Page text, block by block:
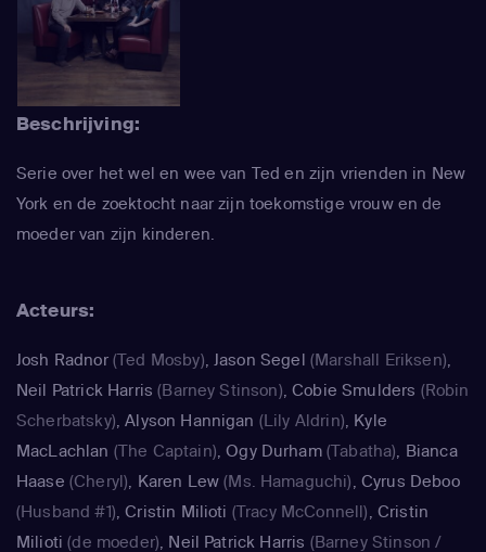
Beschrijving:
Serie over het wel en wee van Ted en zijn vrienden in New
York en de zoektocht naar zijn toekomstige vrouw en de
moeder van zijn kinderen.
Acteurs:
Josh Radnor(Ted Mosby),Jason Segel (Marshall Eriksen),
Neil Patrick Harris (Barney Stinson),Cobie Smulders (Robin
Scherbatsky),Alyson Hannigan (Lily Aldrin), Kyle
MacLachlan (The Captain),Ogy Durham(Tabatha), Bianca
Haase (Cheryl), Karen Lew (Ms. Hamaguchi), Cyrus Deboo
(Husband #1),Cristin Milioti (Tracy McConnell), Cristin
Milioti (de moeder), Neil Patrick Harris (Barney Stinson /